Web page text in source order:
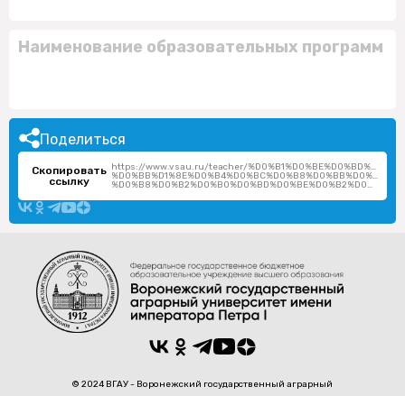
Наименование образовательных программ
Поделиться
Скопировать
ссылку
https://www.vsau.ru/teacher/
%D0%BB%D1%8E%D0%B4%D0%BC%D0%B8%D0%BB%D0%B0-
%D0%B8%D0%B2%D0%B0%D0%BD%D0%BE%D0%B2%D0%BD%D0%B0/
© 2024 ВГАУ - Воронежский государственный аграрный